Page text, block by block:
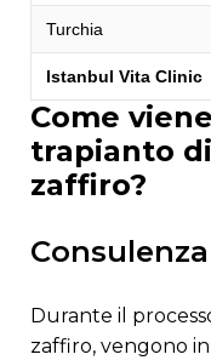
Turchia
Istanbul Vita Clinic
come viene eseguito il
trapianto
zaffiro?
durante il processo di trapianto di capelli fue
zaffiro, vengono